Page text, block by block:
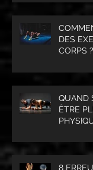
DES
CORPS ?
QUAND
ÊTRE
8